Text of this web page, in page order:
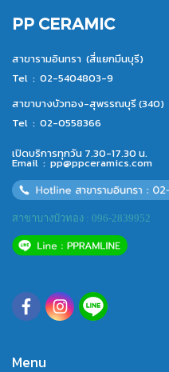
PP CERAMIC
สาขารามอินทรา (สี่แยกมีนบุรี)
Tel : 02-5404803-9
สาขาบางบัวทอง-สุพรรณบุรี (340)
Tel : 02-0558366
เปิดบริการทุกวัน 7.30-17.30 น.
Email : pp@ppceramics.com
สาขาบางบัวทอง : 096-2839952
Menu